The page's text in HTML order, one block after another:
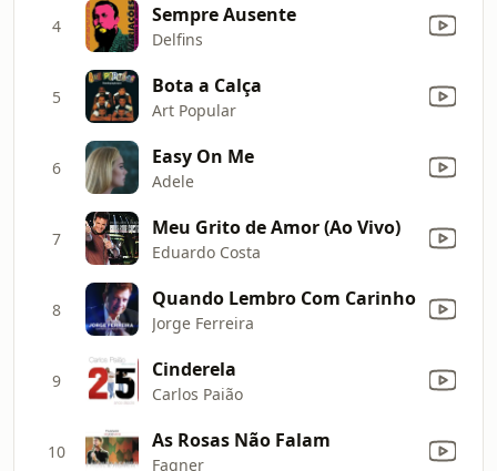
4 Sempre Ausente
Delfins
5 Bota a Calça
Art Popular
6 Easy On Me
Adele
7 Meu Grito de Amor (Ao Vivo)
Eduardo Costa
8 Quando Lembro Com Carinho
Jorge Ferreira
9 Cinderela
Carlos Paião
10 As Rosas Não Falam
Fagner